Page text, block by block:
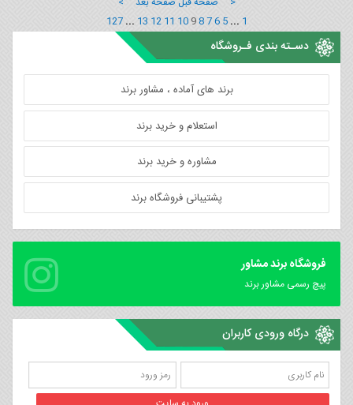
1
...
5
6
7
8
9
10
11
12
13
...
127
دسـته بندی فـروشگاه
برند های آماده ، مشاور برند
استعلام و خرید برند
مشاوره و خرید برند
پشتیبانی فروشگاه برند
فروشگاه برند مشاور
پیچ رسمی مشاور برند
درگاه ورودی کاربران